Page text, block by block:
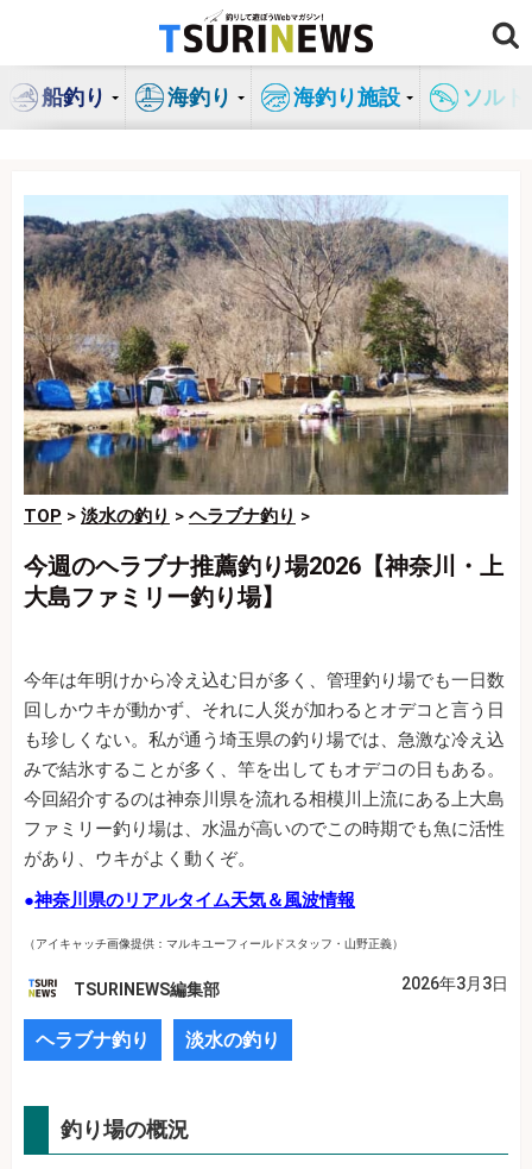
ン
船釣り 海釣り 海釣り施設 ソル
TOP > 淡水の釣り > ヘラブナ釣り >
今週のヘラブナ推薦釣り場2026【神奈川・上
大島ファミリー釣り場】
今年は年明けから冷え込む日が多く、管理釣り場でも一日数
回しかウキが動かず、それに人災が加わるとオデコと言う日
も珍しくない。私が通う埼玉県の釣り場では、急激な冷え込
みで結氷することが多く、竿を出してもオデコの日もある。
今回紹介するのは神奈川県を流れる相模川上流にある上大島
ファミリー釣り場は、水温が高いのでこの時期でも魚に活性
があり、ウキがよく動くぞ。
●神奈川県のリアルタイム天気＆風波情報
（アイキャッチ画像提供：マルキユーフィールドスタッフ・山野正義）
TSURINEWS編集部 2026年3月3日
ヘラブナ釣り 淡水の釣り
釣り場の概況